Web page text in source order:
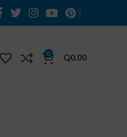
0 Q0.00